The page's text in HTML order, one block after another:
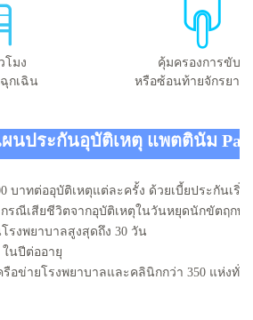
โมง
กเฉิน
คุ้มครองการขับขี่
หรือซ้อนท้ายจักรยาน
นประกันอุบัติเหตุ แพตตินัม
บาทต่ออุบัติเหตุแต่ละครั้ง ด้วยเบี้ยประกันเริ่
กรณีเสียชีวิตจากอุบัติเหตุในวันหยุดนักขัตฤกษ์
รงพยาบาลสูงสุดถึง 30 วัน
นปีต่ออายุ
อข่ายโรงพยาบาลและคลินิกกว่า 350 แห่งทั่ว